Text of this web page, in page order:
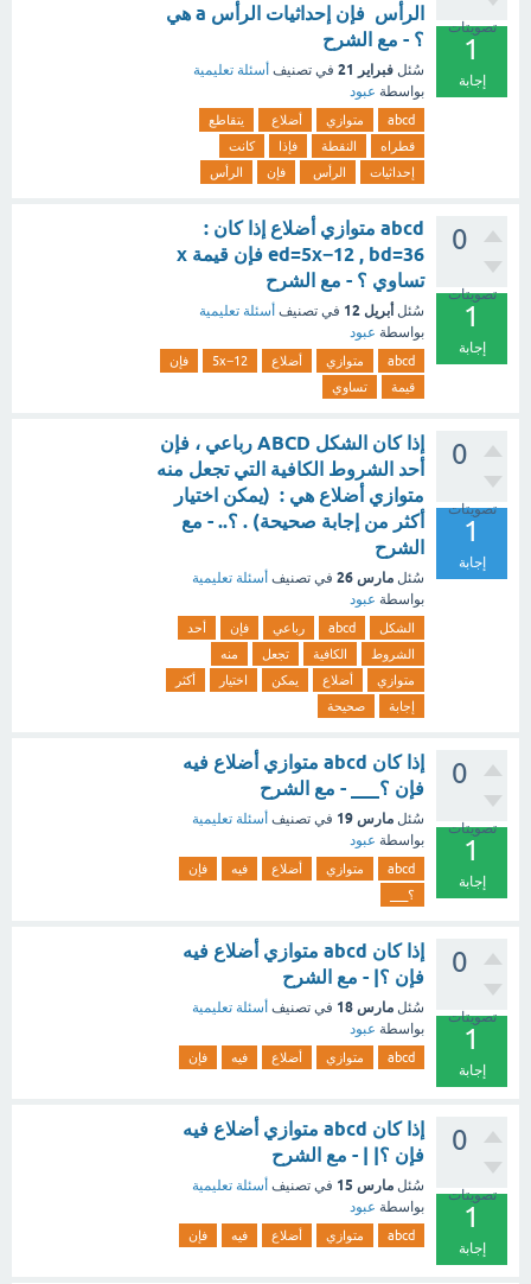
تصويتات
1
إجابة
الرأس فإن إحداثيات الرأس a هي
؟ - مع الشرح
سُئل فبراير 21 في تصنيف أسئلة تعليمية
بواسطة عبود
abcd متوازي أضلاع
يتقاطع
قطراه
النقطة فإذا
كانت
إحداثيات
الرأس فإن الرأس
0
تصويتات
1
إجابة
abcd متوازي أضلاع إذا كان :
ed=5x−12 , bd=36 فإن قيمة x
تساوي ؟ - مع الشرح
سُئل أبريل 12 في تصنيف أسئلة تعليمية
بواسطة عبود
abcd متوازي أضلاع 5x−12
فإن
قيمة
تساوي
0
تصويتات
1
إجابة
إذا كان الشكل ABCD رباعي ، فإن
أحد الشروط الكافية التي تجعل منه
متوازي أضلاع هي : (يمكن اختيار
أكثر من إجابة صحيحة) . ؟.. - مع
الشرح
سُئل مارس 26 في تصنيف أسئلة تعليمية
بواسطة عبود
الشكل abcd رباعي فإن
أحد
الشروط
الكافية تجعل
منه
متوازي
أضلاع يمكن اختيار
أكثر
إجابة
صحيحة
0
تصويتات
1
إجابة
إذا كان abcd متوازي أضلاع فيه
فإن ؟___ - مع الشرح
سُئل مارس 19 في تصنيف أسئلة تعليمية
بواسطة عبود
abcd متوازي أضلاع فيه
فإن
؟___
0
تصويتات
1
إجابة
إذا كان abcd متوازي أضلاع فيه
فإن ؟| - مع الشرح
سُئل مارس 18 في تصنيف أسئلة تعليمية
بواسطة عبود
abcd متوازي أضلاع فيه فإن
0
تصويتات
1
إجابة
إذا كان abcd متوازي أضلاع فيه
فإن ؟| | - مع الشرح
سُئل مارس 15 في تصنيف أسئلة تعليمية
بواسطة عبود
abcd متوازي أضلاع فيه فإن